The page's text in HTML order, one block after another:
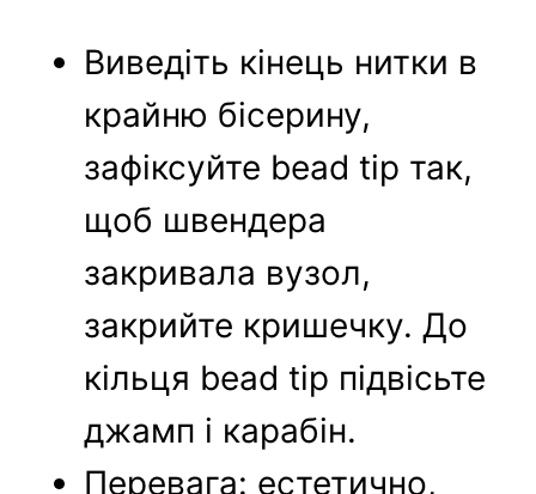
Виведіть кінець нитки в
крайню бісерину,
зафіксуйте bead tip так,
щоб швендера
закривала вузол,
закрийте кришечку. До
кільця bead tip підвісьте
джамп і карабін.
Перевага: естетично,